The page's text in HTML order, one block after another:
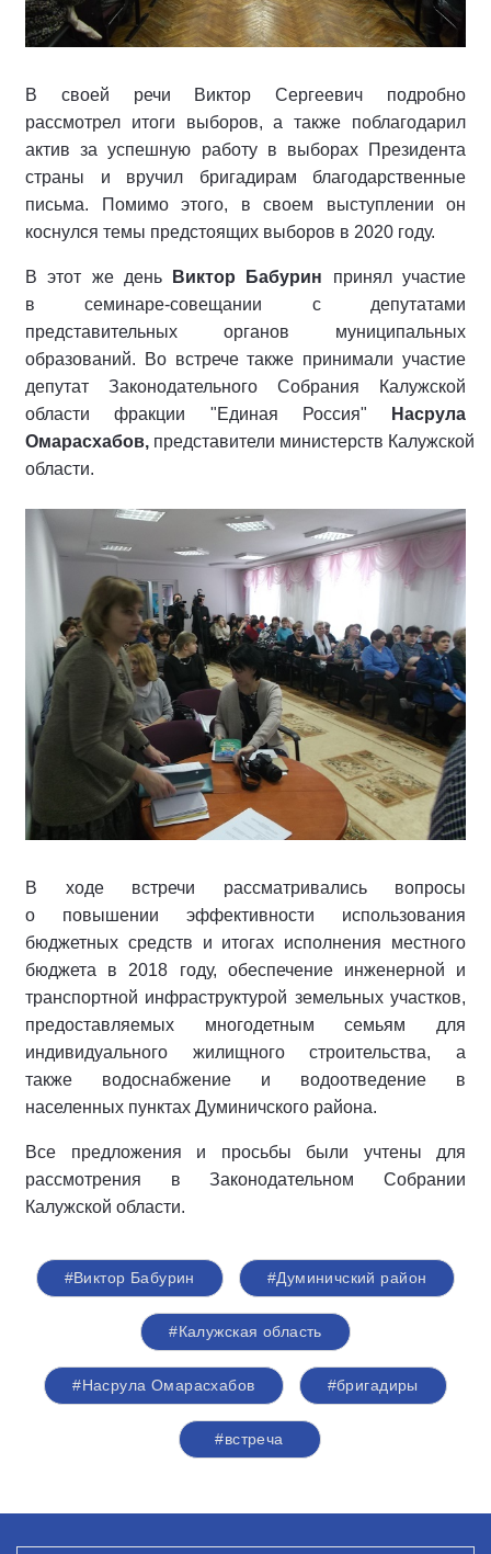
В своей речи Виктор Сергеевич подробно
рассмотрел итоги выборов, а также поблагодарил
актив за успешную работу в выборах Президента
страны и вручил бригадирам благодарственные
письма. Помимо этого, в своем выступлении он
коснулся темы предстоящих выборов в 2020 году.
В этот же день Виктор Бабурин принял участие
в семинаре-совещании с депутатами
представительных органов муниципальных
образований. Во встрече также принимали участие
депутат Законодательного Собрания Калужской
области фракции "Единая Россия"
Насрула
Омарасхабов, представители министерств Калужской
области.
В ходе встречи рассматривались вопросы
о повышении эффективности использования
бюджетных средств и итогах исполнения местного
бюджета в 2018 году, обеспечение инженерной и
транспортной инфраструктурой земельных участков,
предоставляемых многодетным семьям для
индивидуального жилищного строительства, а
также водоснабжение и водоотведение в
населенных пунктах Думиничского района.
Все предложения и просьбы были учтены для
рассмотрения в Законодательном Собрании
Калужской области.
#Виктор Бабурин #Думиничский район
#Калужская область
#Насрула Омарасхабов #бригадиры
#встреча